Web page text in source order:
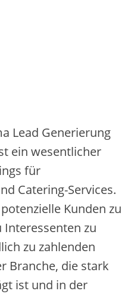
Lead Generierung
ein wesentlicher
für
Catering-Services.
Kunden zu
zu
zu zahlenden
Branche, die stark
ist und in der